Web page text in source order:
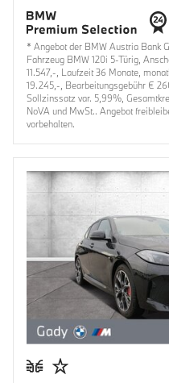
* Angebot der BMW Austria Bank
Fahrzeug BMW 120i 5-Türig,
11.547,-, Laufzeit 36 Monate,
19.245,-, Bearbeitungsgebühr €
Sollzinssatz var. 5,99%,
NoVA und MwSt.. Angebot
vorbehalten.